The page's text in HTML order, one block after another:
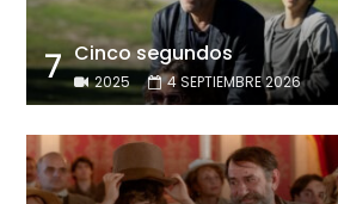
7 Cinco segundos
2025 4 SEPTIEMBRE 2026